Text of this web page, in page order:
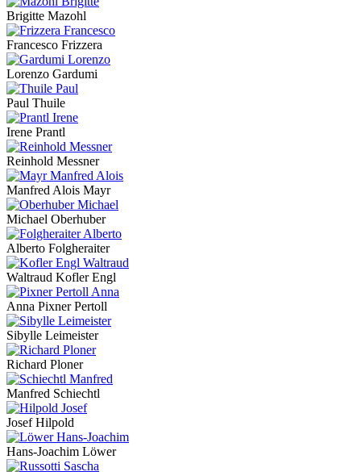
Brigitte Mazohl
Francesco Frizzera
Lorenzo Gardumi
Paul Thuile
Irene Prantl
Reinhold Messner
Manfred Alois Mayr
Michael Oberhuber
Alberto Folgheraiter
Waltraud Kofler Engl
Anna Pixner Pertoll
Sibylle Leimeister
Richard Ploner
Manfred Schiechtl
Josef Hilpold
Hans-Joachim Löwer